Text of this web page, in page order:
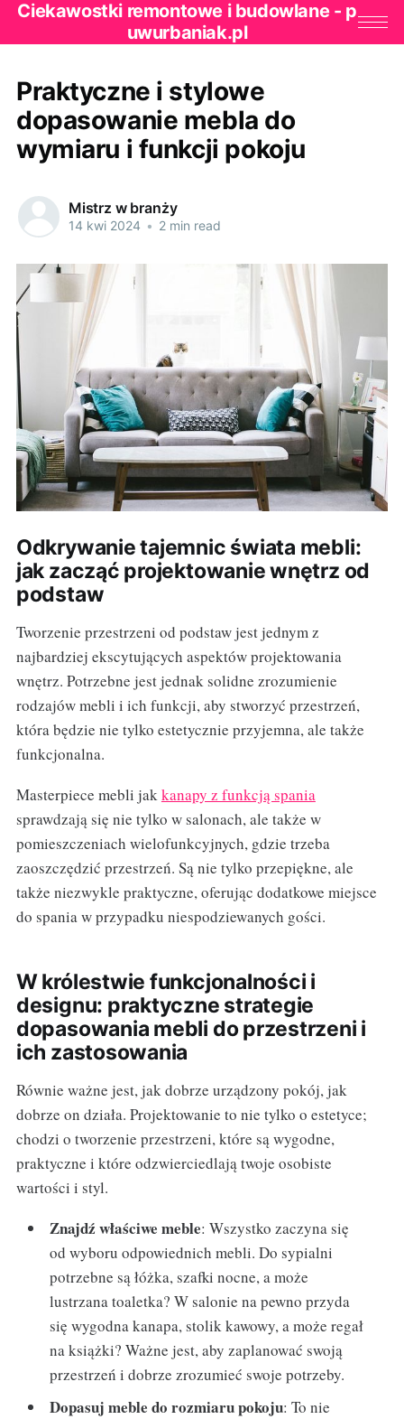
Ciekawostki remontowe i budowlane - p
uwurbaniak.pl
Praktyczne i stylowe
dopasowanie mebla do
wymiaru i funkcji pokoju
Mistrz w branży
14 kwi 2024 • 2 min read
Odkrywanie tajemnic świata mebli:
jak zacząć projektowanie wnętrz od
podstaw
Tworzenie przestrzeni od podstaw jest jednym z
najbardziej ekscytujących aspektów projektowania
wnętrz. Potrzebne jest jednak solidne zrozumienie
rodzajów mebli i ich funkcji, aby stworzyć przestrzeń,
która będzie nie tylko estetycznie przyjemna, ale także
funkcjonalna.
Masterpiece mebli jakkanapy z funkcją spania
sprawdzają się nie tylko w salonach, ale także w
pomieszczeniach wielofunkcyjnych, gdzie trzeba
zaoszczędzić przestrzeń. Są nie tylko przepiękne, ale
także niezwykle praktyczne, oferując dodatkowe miejsce
do spania w przypadku niespodziewanych gości.
W królestwie funkcjonalności i
designu: praktyczne strategie
dopasowania mebli do przestrzeni i
ich zastosowania
Równie ważne jest, jak dobrze urządzony pokój, jak
dobrze on działa. Projektowanie to nie tylko o estetyce;
chodzi o tworzenie przestrzeni, które są wygodne,
praktyczne i które odzwierciedlają twoje osobiste
wartości i styl.
Znajdź właściwe meble: Wszystko zaczyna się
od wyboru odpowiednich mebli. Do sypialni
potrzebne są łóżka, szafki nocne, a może
lustrzana toaletka? W salonie na pewno przyda
się wygodna kanapa, stolik kawowy, a może regał
na książki? Ważne jest, aby zaplanować swoją
przestrzeń i dobrze zrozumieć swoje potrzeby.
Dopasuj meble do rozmiaru pokoju: To nie